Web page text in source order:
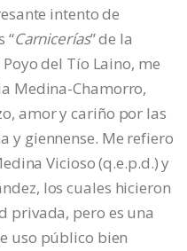
intento de
“Carnicerías” de la
del Tío Laino, me
Medina-Chamorro,
amor y cariño por las
y giennense. Me refiero
Vicioso (q.e.p.d.) y
los cuales hicieron
privada, pero es una
uso público bien